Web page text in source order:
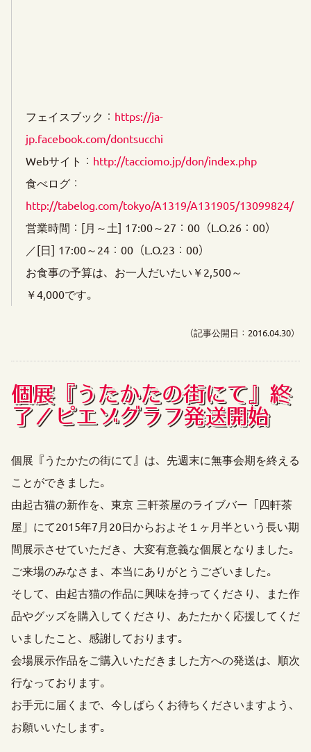
フェイスブック： https://ja-
jp.facebook.com/dontsucchi
Webサイト： http://tacciomo.jp/don/index.php
食べログ：
http://tabelog.com/tokyo/A1319/A131905/13099824/
営業時間：[月～土] 17:00～27：00（L.O.26：00）
／[日] 17:00～24：00（L.O.23：00）
お食事の予算は、お一人だいたい￥2,500～
￥4,000です。
（記事公開日：2016.04.30）
個展『うたかたの街にて』終
了／ピエゾグラフ発送開始
個展『うたかたの街にて』は、先週末に無事会期を終える
ことができました。
由起古猫の新作を、東京 三軒茶屋のライブバー「四軒茶
屋」にて2015年7月20日からおよそ１ヶ月半という長い期
間展示させていただき、大変有意義な個展となりました。
ご来場のみなさま、本当にありがとうございました。
そして、由起古猫の作品に興味を持ってくださり、また作
品やグッズを購入してくださり、あたたかく応援してくだ
いましたこと、感謝しております。
会場展示作品をご購入いただきました方への発送は、順次
行なっております。
お手元に届くまで、今しばらくお待ちくださいますよう、
お願いいたします。